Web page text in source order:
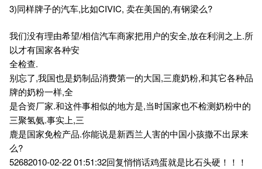
3)同样牌子的汽车,比如CIVIC, 卖在美国的,有钢梁么?
我们没有理由希望/相信汽车商家把用户的安全,放在利润之上.所
以才有国家各种安
全检查.
别忘了,我国也是奶制品消费第一的大国,三鹿奶粉,和其它各种品
牌的奶粉一样,全
是合资厂家.和这件事相似的地方是,当时国家也不检测奶粉中的
三聚氢氨.事实上,三
鹿是国家免检产品.你能说是新西兰人害的中国小孩撒不出尿来
么?
52682010-02-22 01:51:32回复悄悄话鸡蛋就是比石头硬！！！